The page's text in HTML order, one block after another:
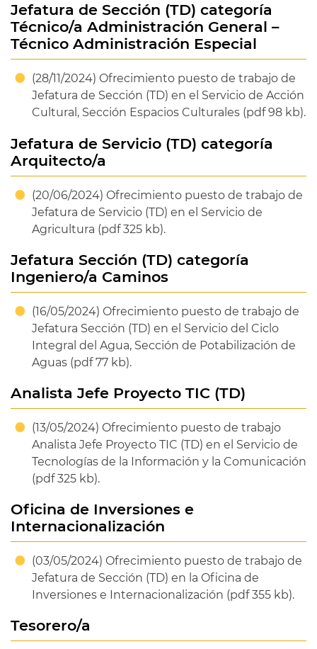
Jefatura de Sección (TD) categoría
Técnico/a Administración General –
Técnico Administración Especial
(28/11/2024) Ofrecimiento puesto de trabajo de
Jefatura de Sección (TD) en el Servicio de Acción
Cultural, Sección Espacios Culturales (pdf 98 kb).
Jefatura de Servicio (TD) categoría
Arquitecto/a
(20/06/2024) Ofrecimiento puesto de trabajo de
Jefatura de Servicio (TD) en el Servicio de
Agricultura (pdf 325 kb).
Jefatura Sección (TD) categoría
Ingeniero/a Caminos
(16/05/2024) Ofrecimiento puesto de trabajo de
Jefatura Sección (TD) en el Servicio del Ciclo
Integral del Agua, Sección de Potabilización de
Aguas (pdf 77 kb).
Analista Jefe Proyecto TIC (TD)
(13/05/2024) Ofrecimiento puesto de trabajo
Analista Jefe Proyecto TIC (TD) en el Servicio de
Tecnologías de la Información y la Comunicación
(pdf 325 kb).
Oficina de Inversiones e
Internacionalización
(03/05/2024) Ofrecimiento puesto de trabajo de
Jefatura de Sección (TD) en la Oficina de
Inversiones e Internacionalización (pdf 355 kb).
Tesorero/a